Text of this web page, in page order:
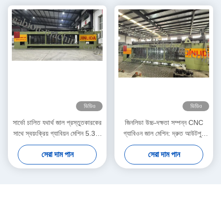
ভিডিও
সার্ভো চালিত যথার্থ জাল প্রস্তুতকারকের
সাথে স্বয়ংক্রিয় গ্যাবিয়ন মেশিন 5.3m
সর্বোচ্চ প্রস্থ
সেরা দাম পান
ভিডিও
জিনলিডা উচ্চ-দক্ষতা সম্পন্ন CNC
গ্যাবিওন জাল মেশিন: দ্রুত আউটপুট
এবং নির্ভুল বুননের নিখুঁত সংমিশ্রণ যা
উৎপাদনশীলতা বাড়ায়
সেরা দাম পান